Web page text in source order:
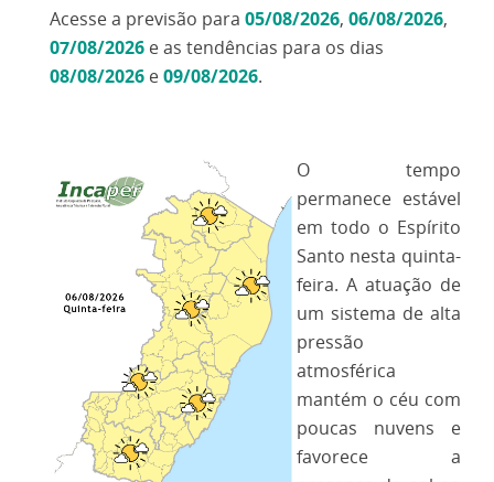
Acesse a previsão para 05/08/2026, 06/08/2026,
07/08/2026 e as tendências para os dias
08/08/2026 e09/08/2026.
O tempo
permanece estável
em todo o Espírito
Santo nesta quinta-
feira. A atuação de
um sistema de alta
pressão
atmosférica
mantém o céu com
poucas nuvens e
favorece a